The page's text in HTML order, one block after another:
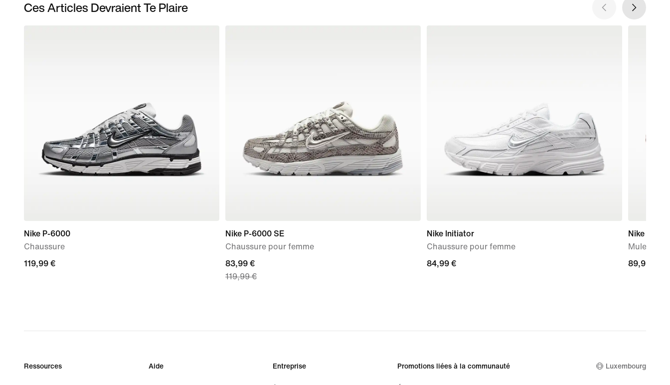
Ces Articles Devraient Te Plaire
Nike P-6000
Chaussure
119,99 €
119,99 €
Nike P-6000 SE
Chaussure pour femme
current
price
119,99 €
83,99 €
119,99 €
Nike Initiator
Chaussure pour femme
84,99 €
84,99 €
Nike Mind
Mules
89,99 €
89,99 €
Ressources Aide Entreprise Promotions liées à la communauté Luxembourg